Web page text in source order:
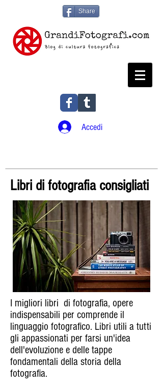
Share
Accedi
Libri di fotografia consigliati
I migliori libri di fotografia, opere
indispensabili per comprende il
linguaggio fotografico. Libri utili a tutti
gli appassionati per farsi un'idea
dell'evoluzione e delle tappe
fondamentali della storia della
fotografia.